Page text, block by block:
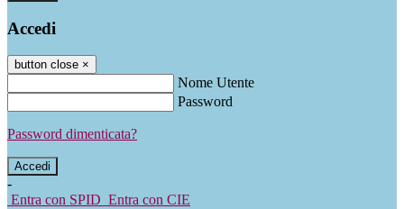
Accedi
button close ×
Nome Utente
Password
Password dimenticata?
-
Entra con SPID Entra con CIE